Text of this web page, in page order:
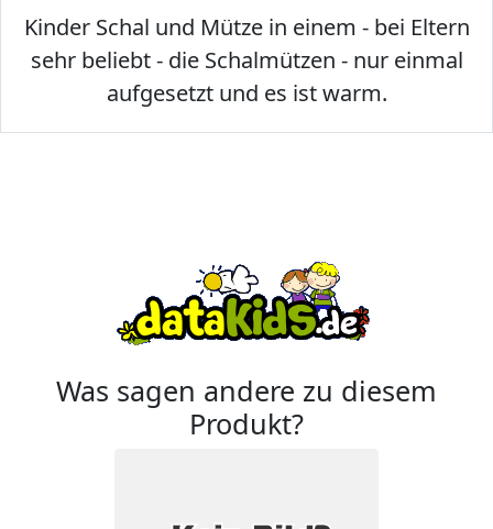
Kinder Schal und Mütze in einem - bei Eltern
sehr beliebt - die Schalmützen - nur einmal
aufgesetzt und es ist warm.
Was sagen andere zu diesem
Produkt?